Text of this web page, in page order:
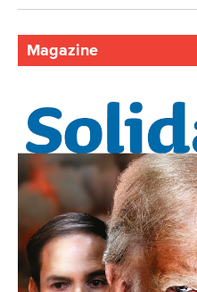
Magazine